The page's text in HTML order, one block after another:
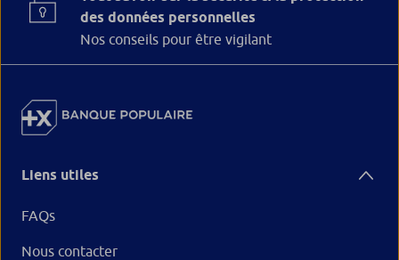
des données personnelles
Nos conseils pour être vigilant
Liens utiles
FAQs
Nous contacter